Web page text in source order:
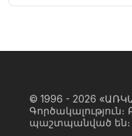
© 1996 - 2026
Գործակալություն։
պաշտպանված են։